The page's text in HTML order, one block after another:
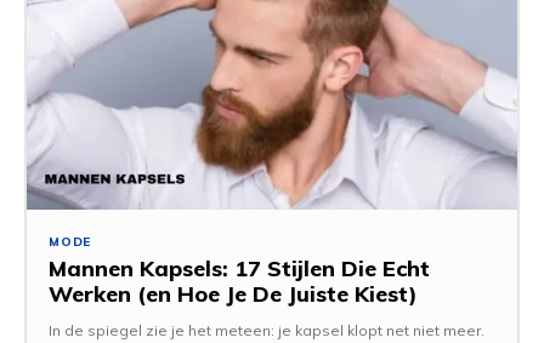
MODE
Mannen Kapsels: 17 Stijlen Die Echt
Werken (en Hoe Je De Juiste Kiest)
In de spiegel zie je het meteen: je kapsel klopt net niet meer.